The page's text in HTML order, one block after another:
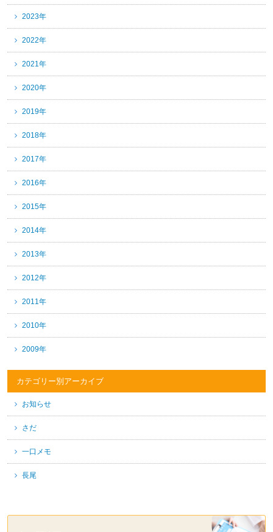
2023年
2022年
2021年
2020年
2019年
2018年
2017年
2016年
2015年
2014年
2013年
2012年
2011年
2010年
2009年
カテゴリー別アーカイブ
お知らせ
さだ
一口メモ
長尾